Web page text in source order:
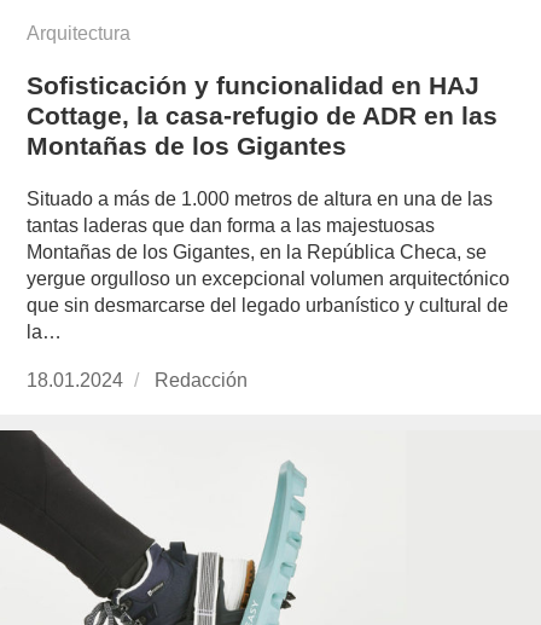
Arquitectura
Sofisticación y funcionalidad en HAJ
Cottage, la casa-refugio de ADR en las
Montañas de los Gigantes
Situado a más de 1.000 metros de altura en una de las
tantas laderas que dan forma a las majestuosas
Montañas de los Gigantes, en la República Checa, se
yergue orgulloso un excepcional volumen arquitectónico
que sin desmarcarse del legado urbanístico y cultural de
la…
Publicado
18.01.2024 https://www.experimenta.es/author/redaccion/
Redacción